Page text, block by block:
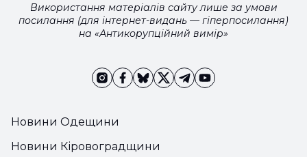
Новини Одещини
Новини Кіровоградщини
Використання матеріалів сайту лише за умови
посилання (для інтернет-видань — гіперпосилання)
на «Антикорупційний вимір»